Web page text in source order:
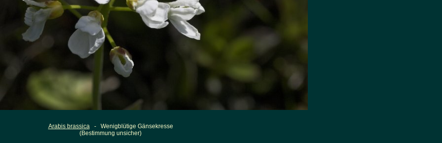
Arabis brassica- Wenigblütige Gänsekresse
(Bestimmung unsicher)